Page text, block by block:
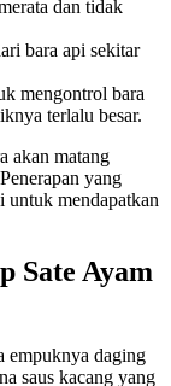
dan tidak
bara api sekitar
mengontrol bara
terlalu besar.
akan matang
yang
untuk mendapatkan
Sate Ayam
empuknya daging
saus kacang yang